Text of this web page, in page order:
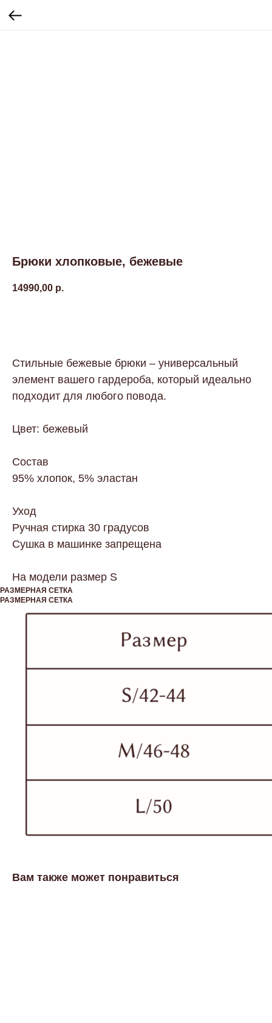
Брюки хлопковые, бежевые
14990,00 р.
Стильные бежевые брюки – универсальный
элемент вашего гардероба, который идеально
подходит для любого повода.
Цвет: бежевый
Состав
95% хлопок, 5% эластан
Уход
Ручная стирка 30 градусов
Сушка в машинке запрещена
На модели размер S
РАЗМЕРНАЯ СЕТКА
РАЗМЕРНАЯ СЕТКА
Вам также может понравиться